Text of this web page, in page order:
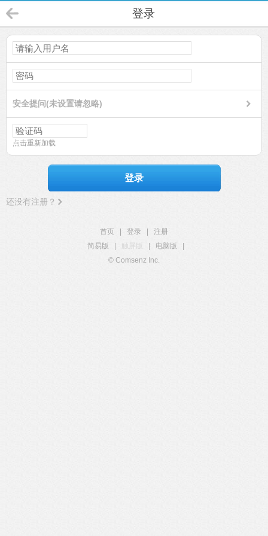
登录
安全提问(未设置请忽略)
点击重新加载
登录
还没有注册？
首页 登录
注册
简易版
触屏版 电脑版
© Comsenz Inc.